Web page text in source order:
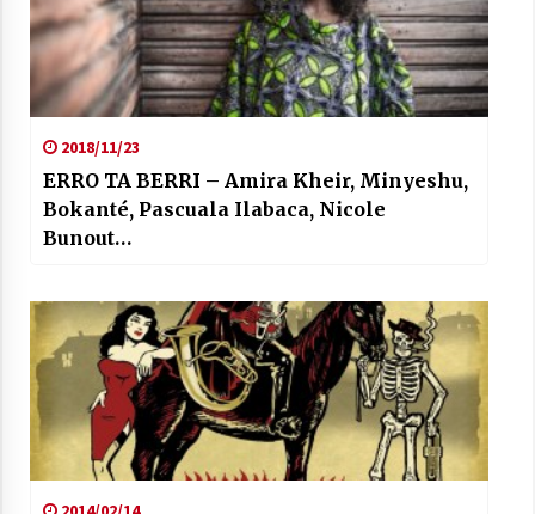
2018/11/23
ERRO TA BERRI – Amira Kheir, Minyeshu,
Bokanté, Pascuala Ilabaca, Nicole
Bunout…